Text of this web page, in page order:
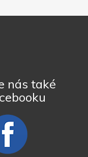
nás také